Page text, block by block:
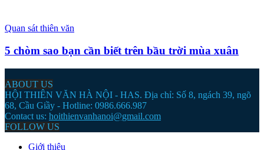
Quan sát thiên văn
5 chòm sao bạn cần biết trên bầu trời mùa xuân
ABOUT US
HỘI THIÊN VĂN HÀ NỘI - HAS. Địa chỉ: Số 8, ngách 39, ngõ
68, Cầu Giầy - Hotline: 0986.666.987
Contact us: hoithienvanhanoi@gmail.com
FOLLOW US
Giới thiệu